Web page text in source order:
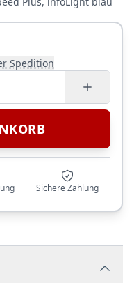
Spedition
Sichere Zahlung